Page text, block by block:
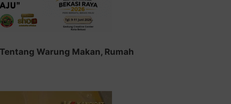
Warung Makan, Rumah